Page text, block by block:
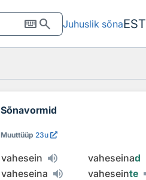
keyboardsearch Juhuslik sõnaEST
Sõnavormid
Muuttüüp 23u
vahesein vaheseinad
vaheseina
vaheseinte